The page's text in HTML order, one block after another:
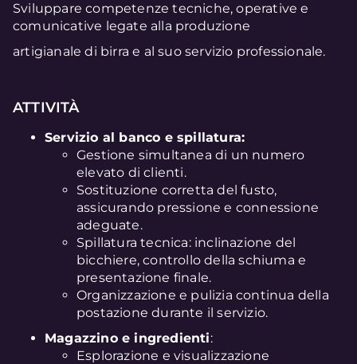
Sviluppare competenze tecniche, operative e
comunicative legate alla produzione
artigianale di birra e al suo servizio professionale.
ATTIVITÀ
Servizio al banco e spillatura:
Gestione simultanea di un numero
elevato di clienti.
Sostituzione corretta del fusto,
assicurando pressione e connessione
adeguate.
Spillatura tecnica: inclinazione del
bicchiere, controllo della schiuma e
presentazione finale.
Organizzazione e pulizia continua della
postazione durante il servizio.
Magazzino e ingredienti:
Esplorazione e visualizzazione